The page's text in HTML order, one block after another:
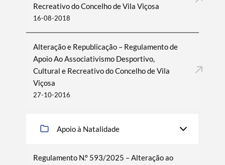
Recreativo do Concelho de Vila Viçosa
16-08-2018
Alteração e Republicação – Regulamento de
Apoio Ao Associativismo Desportivo,
Cultural e Recreativo do Concelho de Vila
Viçosa
27-10-2016
Apoio à Natalidade
Regulamento N.º 593/2025 – Alteração ao